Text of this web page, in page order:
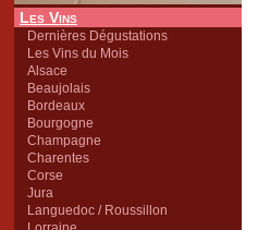
Les Vins
Dernières Dégustations
Les Vins du Mois
Alsace
Beaujolais
Bordeaux
Bourgogne
Champagne
Charentes
Corse
Jura
Languedoc / Roussillon